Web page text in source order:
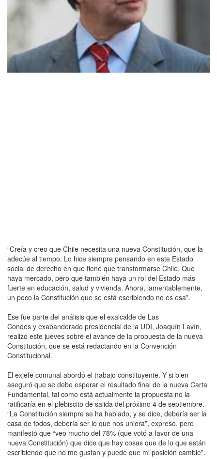
“Creía y creo que Chile necesita una nueva Constitución, que la
adecúe al tiempo. Lo hice siempre pensando en este Estado
social de derecho en que tiene que transformarse Chile. Que
haya mercado, pero que también haya un rol del Estado más
fuerte en educación, salud y vivienda. Ahora, lamentablemente,
un poco la Constitución que se está escribiendo no es esa”.
Ese fue parte del análisis que el exalcalde de Las
Condes y exabanderado presidencial de la UDI, Joaquín Lavín,
realizó este jueves sobre el avance de la propuesta de la nueva
Constitución, que se está redactando en la Convención
Constitucional.
El exjefe comunal abordó el trabajo constituyente. Y si bien
aseguró que se debe esperar el resultado final de la nueva Carta
Fundamental, tal como está actualmente la propuesta no la
ratificaría en el plebiscito de salida del próximo 4 de septiembre.
“La Constitución siempre se ha hablado, y se dice, debería ser la
casa de todos, debería ser lo que nos uniera”, expresó, pero
manifestó que “veo mucho del 78% (que votó a favor de una
nueva Constitución) que dice que hay cosas que de lo que están
escribiendo que no me gustan y puede que mi posición cambie”.